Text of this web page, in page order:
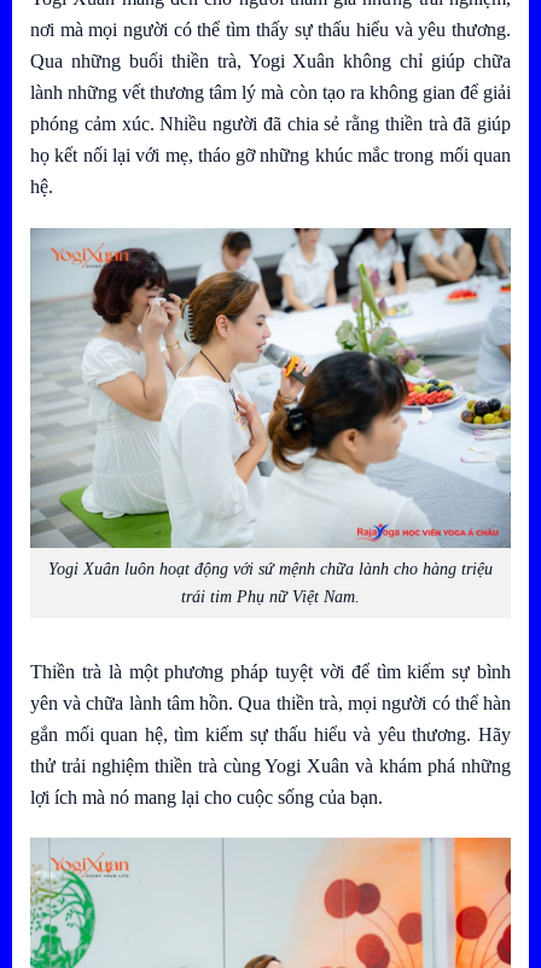
nơi mà mọi người có thể tìm thấy sự thấu hiểu và yêu thương.
Qua những buổi thiền trà, Yogi Xuân không chỉ giúp chữa
lành những vết thương tâm lý mà còn tạo ra không gian để giải
phóng cảm xúc. Nhiều người đã chia sẻ rằng thiền trà đã giúp
họ kết nối lại với mẹ, tháo gỡ những khúc mắc trong mối quan
hệ.
Yogi Xuân luôn hoạt động với sứ mệnh chữa lành cho hàng triệu
trái tim Phụ nữ Việt Nam.
Thiền trà là một phương pháp tuyệt vời để tìm kiếm sự bình
yên và chữa lành tâm hồn. Qua thiền trà, mọi người có thể hàn
gắn mối quan hệ, tìm kiếm sự thấu hiểu và yêu thương. Hãy
thử trải nghiệm thiền trà cùng Yogi Xuân và khám phá những
lợi ích mà nó mang lại cho cuộc sống của bạn.